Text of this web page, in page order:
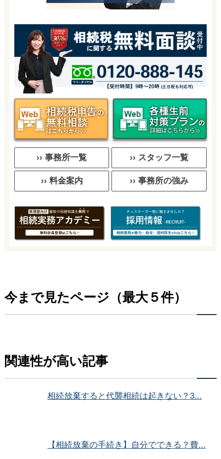
›› 事務所一覧 ›› スタッフ一覧
›› 料金案内 ›› 事務所の強み
今まで見たページ（最大５件）
関連性が高い記事
相続放棄すると代襲相続は起きない？3...
【相続放棄の手続き】自分でできる？費...